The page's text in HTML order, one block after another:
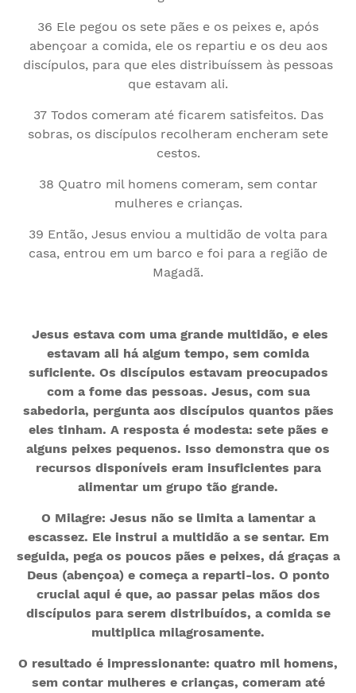
36 Ele pegou os sete pães e os peixes e, após
abençoar a comida, ele os repartiu e os deu aos
discípulos, para que eles distribuíssem às pessoas
que estavam ali.
37 Todos comeram até ficarem satisfeitos. Das
sobras, os discípulos recolheram encheram sete
cestos.
38 Quatro mil homens comeram, sem contar
mulheres e crianças.
39 Então, Jesus enviou a multidão de volta para
casa, entrou em um barco e foi para a região de
Magadã.
Jesus estava com uma grande multidão, e eles
estavam ali há algum tempo, sem comida
suficiente. Os discípulos estavam preocupados
com a fome das pessoas. Jesus, com sua
sabedoria, pergunta aos discípulos quantos pães
eles tinham. A resposta é modesta: sete pães e
alguns peixes pequenos. Isso demonstra que os
recursos disponíveis eram insuficientes para
alimentar um grupo tão grande.
O Milagre: Jesus não se limita a lamentar a
escassez. Ele instrui a multidão a se sentar. Em
seguida, pega os poucos pães e peixes, dá graças a
Deus (abençoa) e começa a reparti-los. O ponto
crucial aqui é que, ao passar pelas mãos dos
discípulos para serem distribuídos, a comida se
multiplica milagrosamente.
O resultado é impressionante: quatro mil homens,
sem contar mulheres e crianças, comeram até